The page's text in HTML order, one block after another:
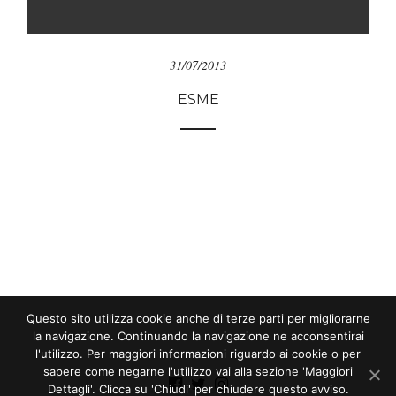
31/07/2013
ESME
Questo sito utilizza cookie anche di terze parti per migliorarne
la navigazione. Continuando la navigazione ne acconsentirai
l'utilizzo. Per maggiori informazioni riguardo ai cookie o per
sapere come negarne l'utilizzo vai alla sezione 'Maggiori
Dettagli'. Clicca su 'Chiudi' per chiudere questo avviso.